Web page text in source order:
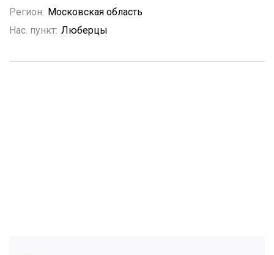
Регион: Московская область
Нас. пункт: Люберцы